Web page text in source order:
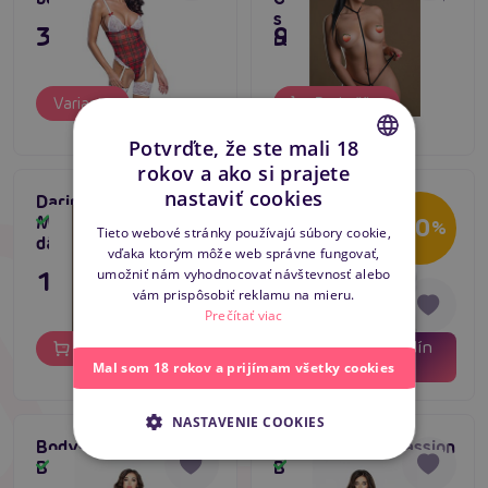
35,80 €
Varianty
s otvoreným
rozkrokom
9,96 €
Do košíka
Daring Ultra Sexy
Mesh Bodysuit,
dámske body
11,80 €
Do košíka
Tip na darček
Posledná šanca
Akcia
-20%
01 dní 13 hodín
47 minút
Zmyselné dámske
body Passion Meggy
Body čierne
27,80 €
22,24 €
Varianty
Bodystocking Passion
BS035 biely
Skladom
Bodystocking Passion
BS035 čierna
Skladom
CZECH
ENGLISH
Potvrďte, že ste mali 18
rokov a ako si prajete
nastaviť cookies
Tieto webové stránky používajú súbory cookie,
vďaka ktorým môže web správne fungovať,
umožniť nám vyhodnocovať návštevnosť alebo
vám prispôsobiť reklamu na mieru.
Prečítať viac
Mal som 18 rokov a prijímam všetky cookies
NASTAVENIE COOKIES